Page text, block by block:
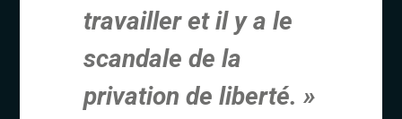
travailler et il y a le
scandale de la
privation de liberté. »